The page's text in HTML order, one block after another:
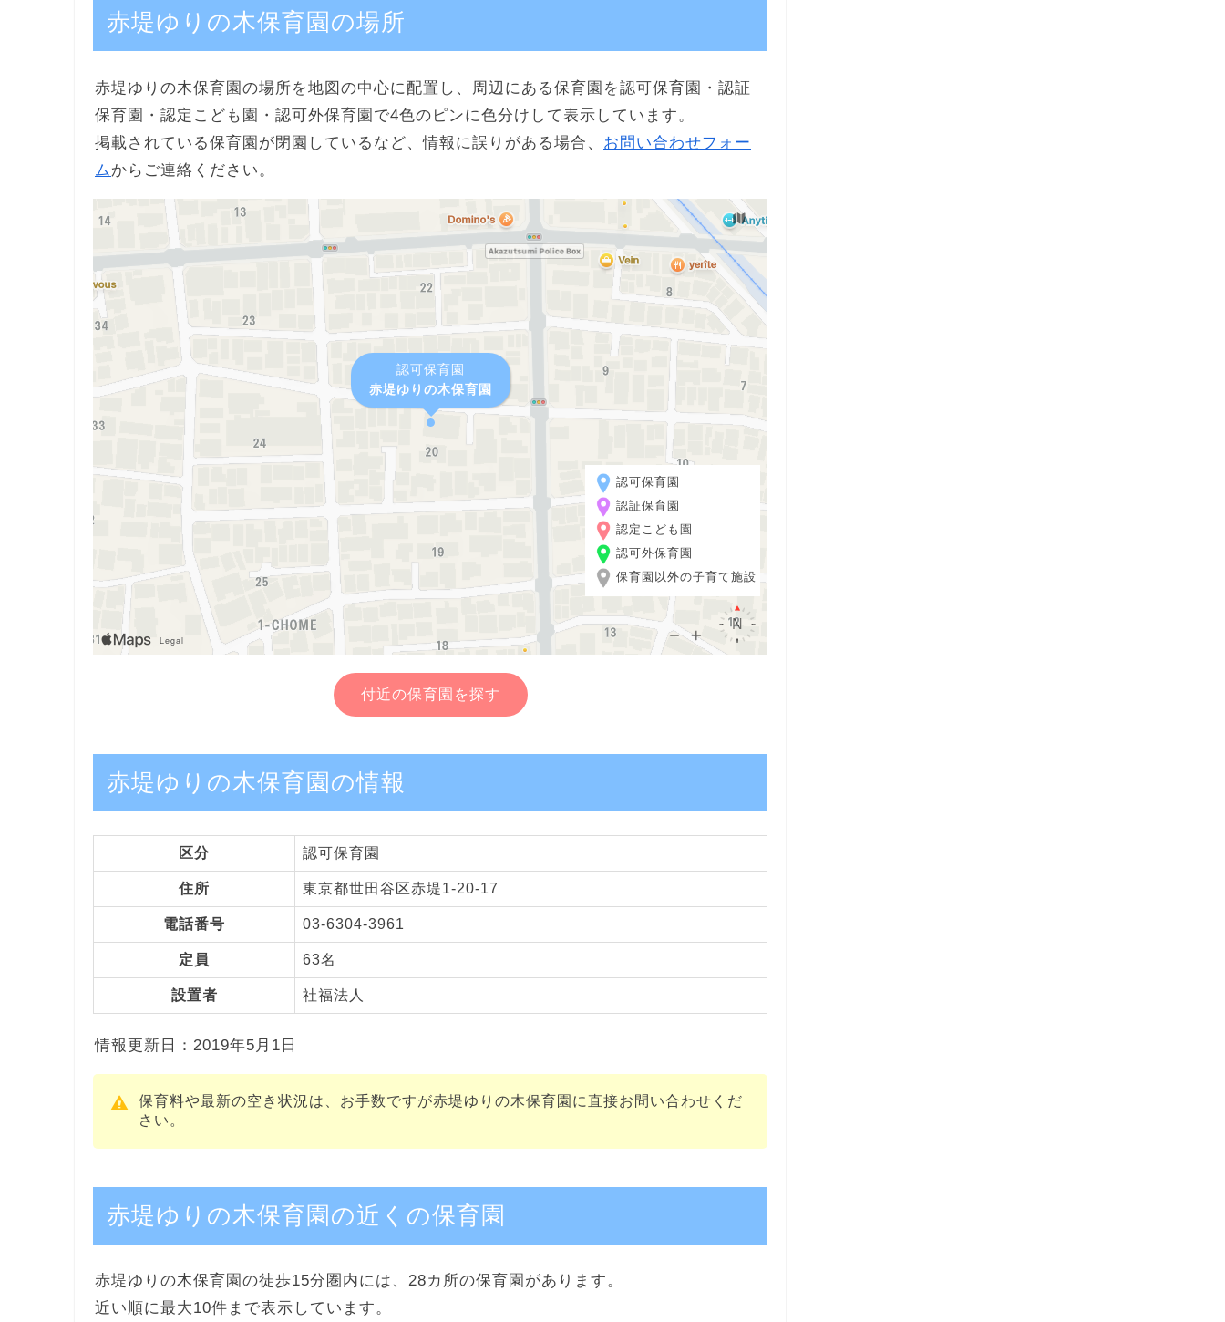
赤堤ゆりの木保育園の場所
赤堤ゆりの木保育園の場所を地図の中心に配置し、周辺にある保育園を認可保育園・認証
保育園・認定こども園・認可外保育園で4色のピンに色分けして表示しています。
掲載されている保育園が閉園しているなど、情報に誤りがある場合、 お問い合わせフォー
ム からご連絡ください。
認可保育園
赤堤ゆりの木保育園
認可保育園
認証保育園
認定こども園
認可外保育園
保育園以外の子育て施設
付近の保育園を探す
赤堤ゆりの木保育園の情報
区分 認可保育園
住所 東京都世田谷区赤堤1-20-17
電話番号 03-6304-3961
定員 63名
設置者 社福法人
情報更新日：2019年5月1日
保育料や最新の空き状況は、お手数ですが赤堤ゆりの木保育園に直接お問い合わせくだ
さい。
赤堤ゆりの木保育園の近くの保育園
赤堤ゆりの木保育園の徒歩15分圏内には、28カ所の保育園があります。
近い順に最大10件まで表示しています。